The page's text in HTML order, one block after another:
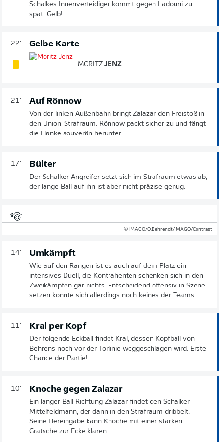
Schalkes Innenverteidiger kommt gegen Ladouni zu
spät: Gelb!
22' Gelbe Karte
MORITZ JENZ
21' Auf Rönnow
Von der linken Außenbahn bringt Zalazar den Freistoß in
den Union-Strafraum. Rönnow packt sicher zu und fängt
die Flanke souverän herunter.
17' Bülter
Der Schalker Angreifer setzt sich im Strafraum etwas ab,
der lange Ball auf ihn ist aber nicht präzise genug.
© IMAGO/O.Behrendt/IMAGO/Contrast
14' Umkämpft
Wie auf den Rängen ist es auch auf dem Platz ein
intensives Duell, die Kontrahenten schenken sich in den
Zweikämpfen gar nichts. Entscheidend offensiv in Szene
setzen konnte sich allerdings noch keines der Teams.
11' Kral per Kopf
Der folgende Eckball findet Kral, dessen Kopfball von
Behrens noch vor der Torlinie weggeschlagen wird. Erste
Chance der Partie!
10' Knoche gegen Zalazar
Ein langer Ball Richtung Zalazar findet den Schalker
Mittelfeldmann, der dann in den Strafraum dribbelt.
Seine Hereingabe kann Knoche mit einer starken
Grätsche zur Ecke klären.